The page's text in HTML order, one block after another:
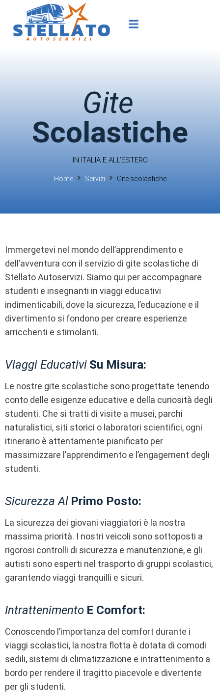
Gite
Scolastiche
IN ITALIA E ALL’ESTERO
Home Servizi Gite scolastiche
Immergetevi nel mondo dell’apprendimento e
dell’avventura con il servizio di gite scolastiche di
Stellato Autoservizi. Siamo qui per accompagnare
studenti e insegnanti in viaggi educativi
indimenticabili, dove la sicurezza, l’educazione e il
divertimento si fondono per creare esperienze
arricchenti e stimolanti.
Viaggi Educativi Su Misura:
Le nostre gite scolastiche sono progettate tenendo
conto delle esigenze educative e della curiosità degli
studenti. Che si tratti di visite a musei, parchi
naturalistici, siti storici o laboratori scientifici, ogni
itinerario è attentamente pianificato per
massimizzare l’apprendimento e l’engagement degli
studenti.
Sicurezza Al Primo Posto:
La sicurezza dei giovani viaggiatori è la nostra
massima priorità. I nostri veicoli sono sottoposti a
rigorosi controlli di sicurezza e manutenzione, e gli
autisti sono esperti nel trasporto di gruppi scolastici,
garantendo viaggi tranquilli e sicuri.
Intrattenimento E Comfort:
Conoscendo l’importanza del comfort durante i
viaggi scolastici, la nostra flotta è dotata di comodi
sedili, sistemi di climatizzazione e intrattenimento a
bordo per rendere il tragitto piacevole e divertente
per gli studenti.